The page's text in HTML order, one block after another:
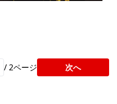
/2ページ 次へ